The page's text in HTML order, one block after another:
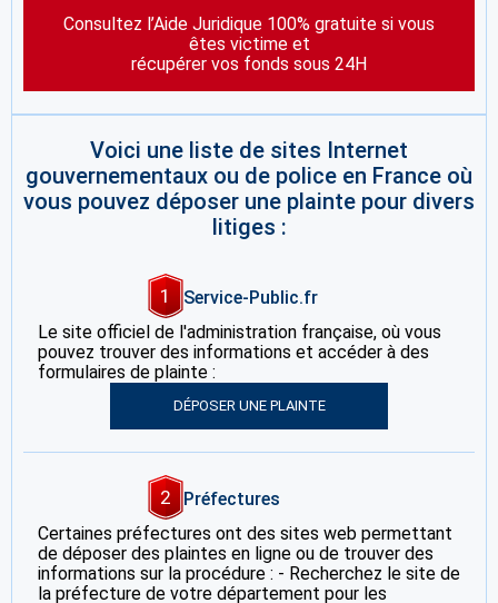
Consultez l’Aide Juridique 100% gratuite si vous
êtes victime et
récupérer vos fonds sous 24H
Voici une liste de sites Internet
gouvernementaux ou de police en France où
vous pouvez déposer une plainte pour divers
litiges :
1
Service-Public.fr
Le site officiel de l'administration française, où vous
pouvez trouver des informations et accéder à des
formulaires de plainte :
DÉPOSER UNE PLAINTE
2
Préfectures
Certaines préfectures ont des sites web permettant
de déposer des plaintes en ligne ou de trouver des
informations sur la procédure : - Recherchez le site de
la préfecture de votre département pour les